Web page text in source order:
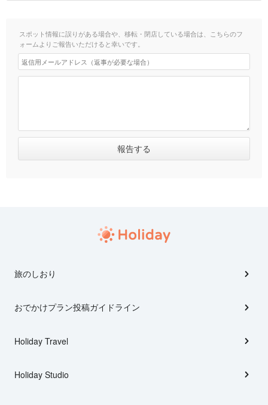
スポット情報に誤りがある場合や、移転・閉店している場合は、こちらのフ
ォームよりご報告いただけると幸いです。
旅のしおり
おでかけプラン投稿ガイドライン
Holiday Travel
Holiday Studio